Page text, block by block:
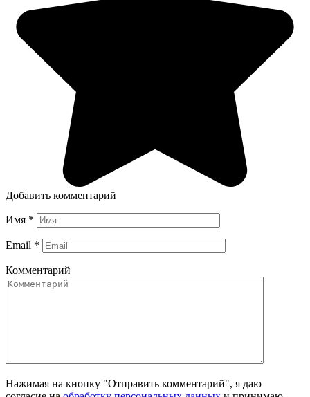
Добавить комментарий
Имя *
Email *
Комментарий
Нажимая на кнопку "Отправить комментарий", я даю